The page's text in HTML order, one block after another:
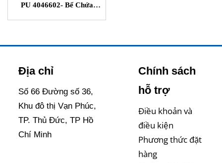
PU 4046602- Bể Chứa
Địa chỉ
Số 66 Đường số 36,
Khu đô thị Vạn Phúc,
TP. Thủ Đức, TP Hồ
Chí Minh
Chính sách
hỗ trợ
Điều khoản và
điều kiện
Phương thức đặt
hàng